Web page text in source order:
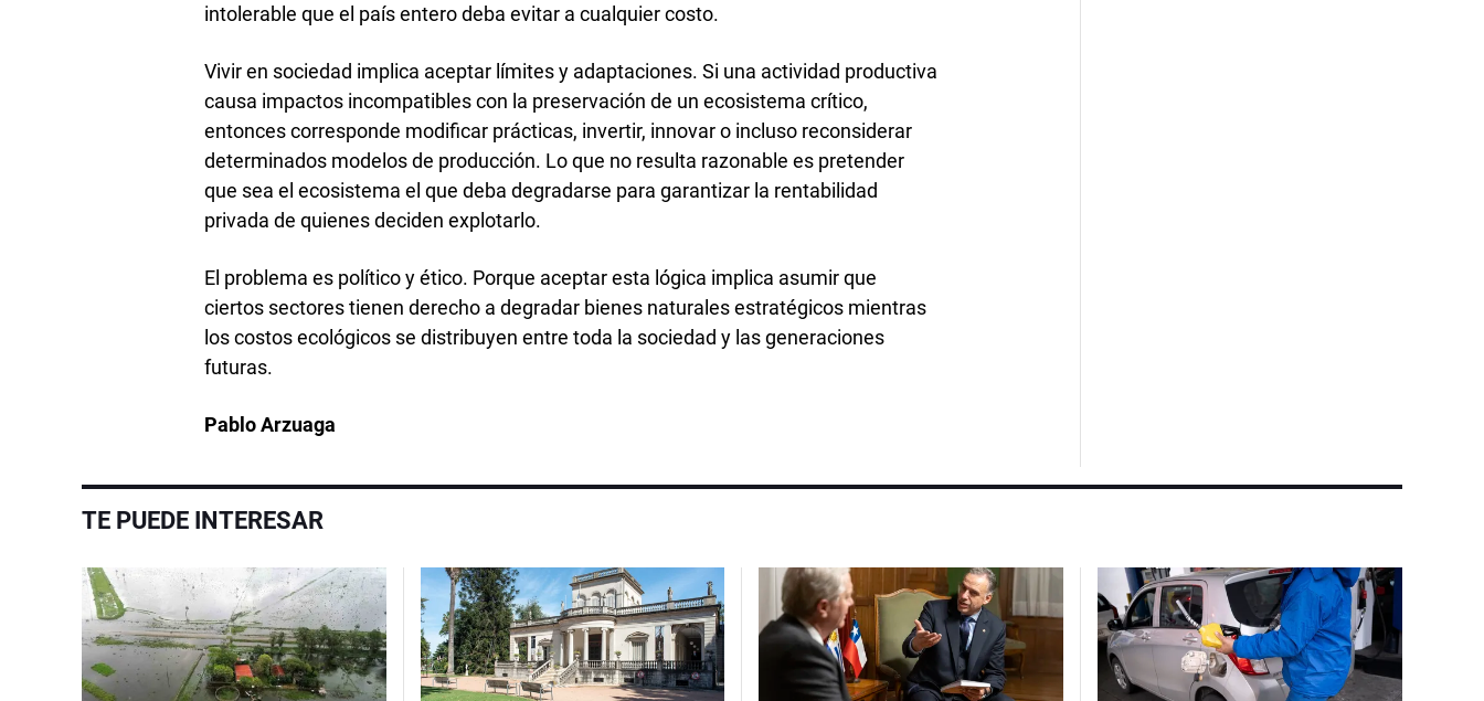
intolerable que el país entero deba evitar a cualquier costo.
Vivir en sociedad implica aceptar límites y adaptaciones. Si una actividad productiva
causa impactos incompatibles con la preservación de un ecosistema crítico,
entonces corresponde modificar prácticas, invertir, innovar o incluso reconsiderar
determinados modelos de producción. Lo que no resulta razonable es pretender
que sea el ecosistema el que deba degradarse para garantizar la rentabilidad
privada de quienes deciden explotarlo.
El problema es político y ético. Porque aceptar esta lógica implica asumir que
ciertos sectores tienen derecho a degradar bienes naturales estratégicos mientras
los costos ecológicos se distribuyen entre toda la sociedad y las generaciones
futuras.
Pablo Arzuaga
TE PUEDE INTERESAR